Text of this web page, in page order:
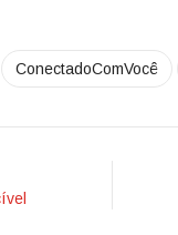
ConectadoComVocê